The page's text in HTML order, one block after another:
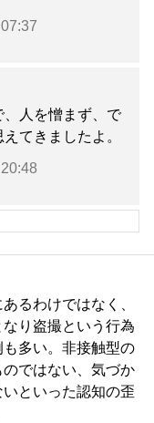
人を憎まず、で
てきましたよ。
るわけではなく、
り盗撮という行為
多い。非接触型の
ではない、気づか
といった認知の歪